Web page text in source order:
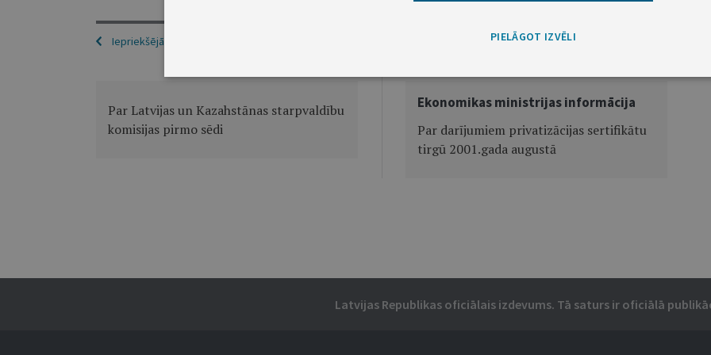
Iepriekšējā
Par Latvijas un Kazahstānas starpvaldību
komisijas pirmo sēdi
Ekonomikas ministrijas informācija
Par darījumiem privatizācijas sertifikātu
tirgū 2001.gada augustā
Latvijas Republikas oficiālais izdevums. Tā saturs ir oficiālā
PIELĀGOT IZVĒLI